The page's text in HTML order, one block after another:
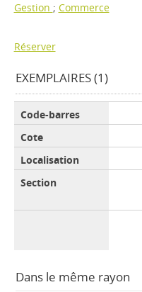
Gestion ; Commerce
Réserver
EXEMPLAIRES (1)
Dans le même rayon